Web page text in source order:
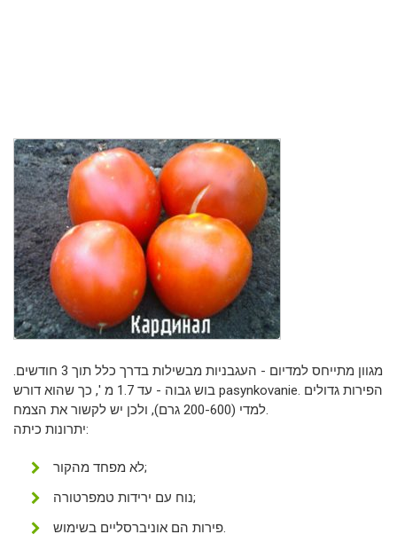
מגוון מתייחס למדיום - העגבניות מבשילות בדרך כלל תוך 3 חודשים.
בוש גבוה - עד 1.7 מ ', כך שהוא דורש pasynkovanie. הפירות גדולים
למדי (200-600 גרם), ולכן יש לקשור את הצמח.
יתרונות כיתה:
לא מפחד מהקור;
נוח עם ירידות טמפרטורה;
פירות הם אוניברסליים בשימוש.